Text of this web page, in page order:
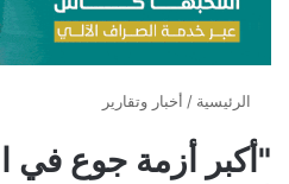
الرئيسية / أخبار وتقارير
"أكبر أزمة جوع في